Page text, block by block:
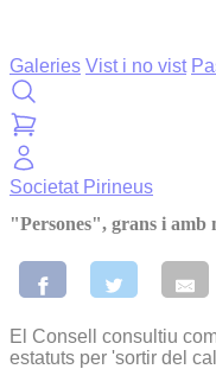
Galeries Vist i no vist
Societat Pirineus
"Persones", grans i amb
El Consell consultiu
estatuts per 'sortir del